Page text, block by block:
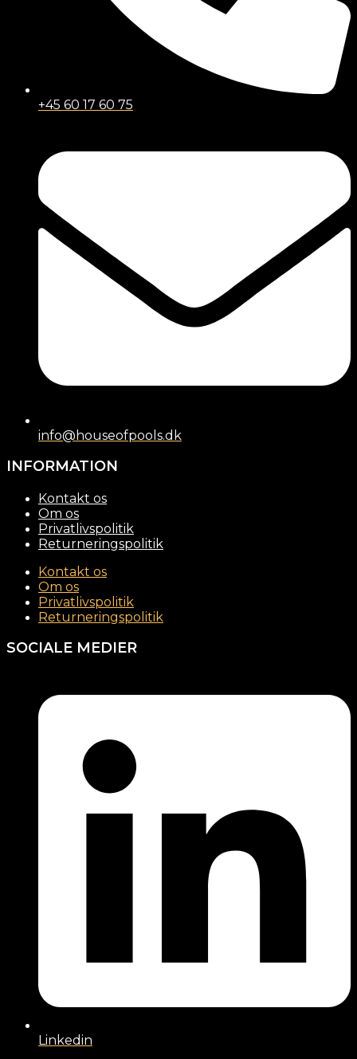
+45 60 17 60 75
info@houseofpools.dk
INFORMATION
Kontakt os
Om os
Privatlivspolitik
Returneringspolitik
Kontakt os
Om os
Privatlivspolitik
Returneringspolitik
SOCIALE MEDIER
Linkedin